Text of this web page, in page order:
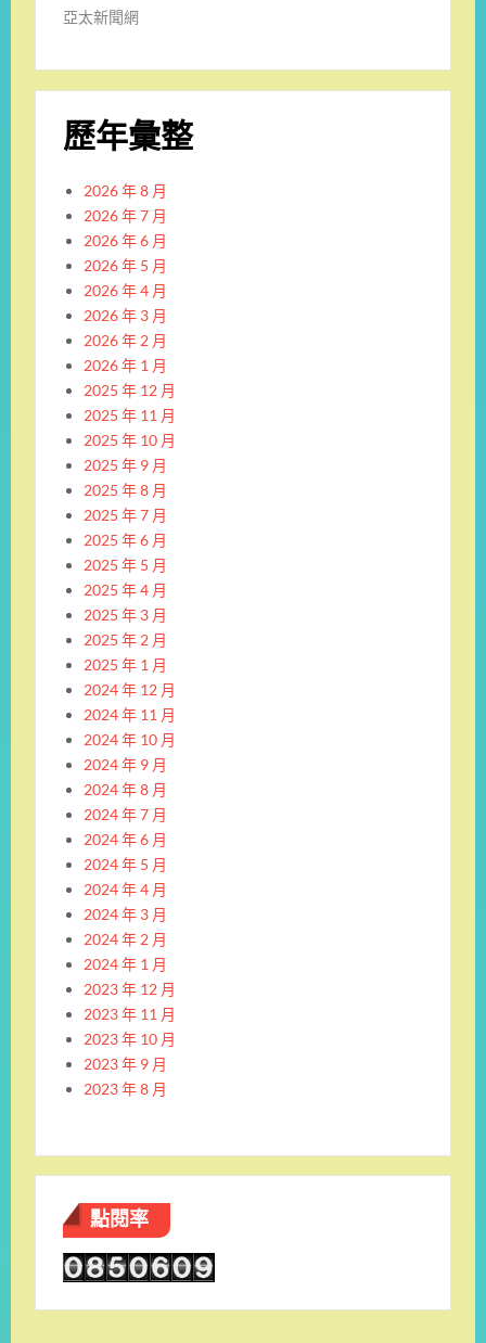
亞太新聞網
歷年彙整
2026 年 8 月
2026 年 7 月
2026 年 6 月
2026 年 5 月
2026 年 4 月
2026 年 3 月
2026 年 2 月
2026 年 1 月
2025 年 12 月
2025 年 11 月
2025 年 10 月
2025 年 9 月
2025 年 8 月
2025 年 7 月
2025 年 6 月
2025 年 5 月
2025 年 4 月
2025 年 3 月
2025 年 2 月
2025 年 1 月
2024 年 12 月
2024 年 11 月
2024 年 10 月
2024 年 9 月
2024 年 8 月
2024 年 7 月
2024 年 6 月
2024 年 5 月
2024 年 4 月
2024 年 3 月
2024 年 2 月
2024 年 1 月
2023 年 12 月
2023 年 11 月
2023 年 10 月
2023 年 9 月
2023 年 8 月
點閱率